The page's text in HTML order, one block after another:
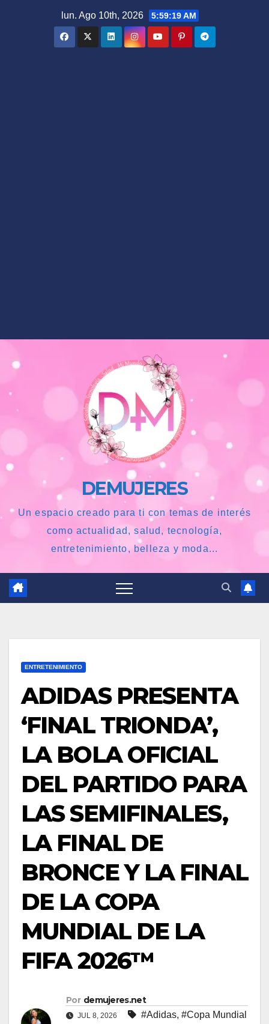
lun. Ago 10th, 2026 5:59:20 AM
DEMUJERES
Un espacio creado para ti con temas de interés
como actualidad, salud, tecnología,
entretenimiento, belleza y moda...
ENTRETENIMIENTO
ADIDAS PRESENTA
‘FINAL TRIONDA’,
LA BOLA OFICIAL
DEL PARTIDO PARA
LAS SEMIFINALES,
LA FINAL DE
BRONCE Y LA FINAL
DE LA COPA
MUNDIAL DE LA
FIFA 2026™
Por demujeres.net
JUL 8, 2026 #Adidas, #Copa Mundial